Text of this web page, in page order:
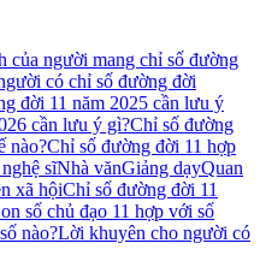
của người mang chỉ số đường
có chỉ số đường đời
đời 11 năm 2025 cần lưu ý
cần lưu ý gì?Chỉ số đường
nào?Chỉ số đường đời 11 hợp
sĩNhà vănGiảng dạyQuan
xã hộiChỉ số đường đời 11
số chủ đạo 11 hợp với số
nào?Lời khuyên cho người có